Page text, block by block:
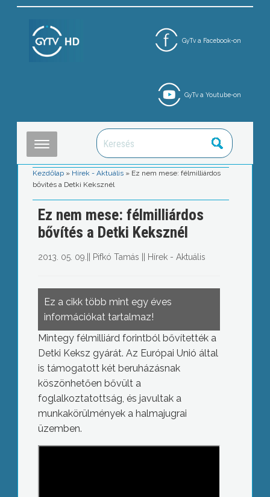
GyTv a Facebook-on
GyTv a Youtube-on
Kezdőlap » Hírek - Aktuális » Ez nem mese: félmilliárdos
bővítés a Detki Keksznél
Ez nem mese: félmilliárdos
bővítés a Detki Keksznél
2013. 05. 09. Pifkó Tamás Hírek - Aktuális
Ez a cikk több mint egy éves
információkat tartalmaz!
Mintegy félmilliárd forintból bővítették a
Detki Keksz gyárát. Az Európai Unió által
is támogatott két beruházásnak
köszönhetően bővült a
foglalkoztatottság, és javultak a
munkakörülmények a halmajugrai
üzemben.